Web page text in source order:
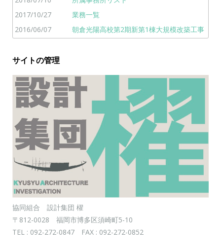
2017/10/27
業務一覧
2016/06/07
朝倉光陽高校第2期新第1棟大規模改築工事
サイトの管理
協同組合 設計集団 櫂
〒812-0028 福岡市博多区須崎町5-10
TEL : 092-272-0847 FAX : 092-272-0852